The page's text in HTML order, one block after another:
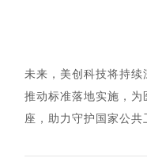
未来，美创科技将持
推动标准落地实施，
座，助力守护国家公共